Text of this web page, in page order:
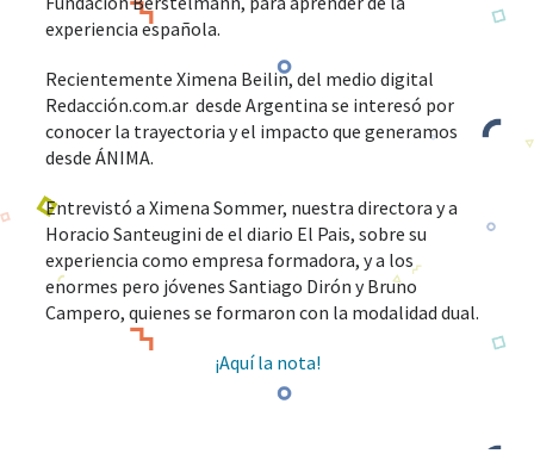
experiencia española.
Recientemente Ximena Beilin, del medio digital
Redacción.com.ar desde Argentina se interesó por
conocer la trayectoria y el impacto que generamos
desde ÁNIMA.
Entrevistó a Ximena Sommer, nuestra directora y a
Horacio Santeugini de el diario El Pais, sobre su
experiencia como empresa formadora, y a los
enormes pero jóvenes Santiago Dirón y Bruno
Campero, quienes se formaron con la modalidad dual.
¡Aquí la nota!